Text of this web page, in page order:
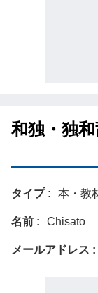
和独・独
タイプ 本・教
名前 Chisato
メールアドレス